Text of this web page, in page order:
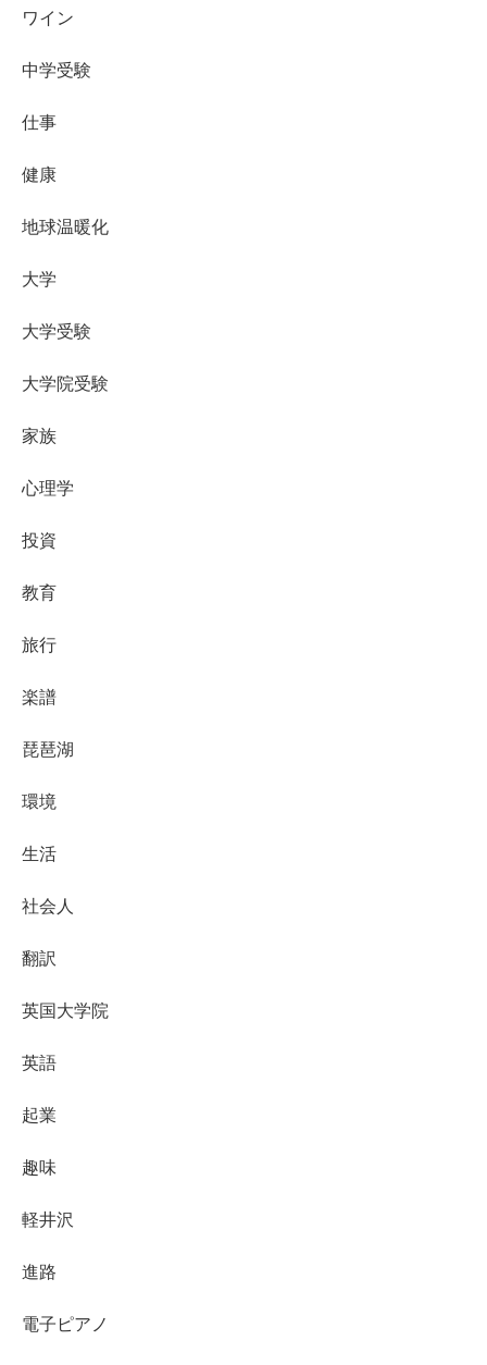
ワイン
中学受験
仕事
健康
地球温暖化
大学
大学受験
大学院受験
家族
心理学
投資
教育
旅行
楽譜
琵琶湖
環境
生活
社会人
翻訳
英国大学院
英語
起業
趣味
軽井沢
進路
電子ピアノ